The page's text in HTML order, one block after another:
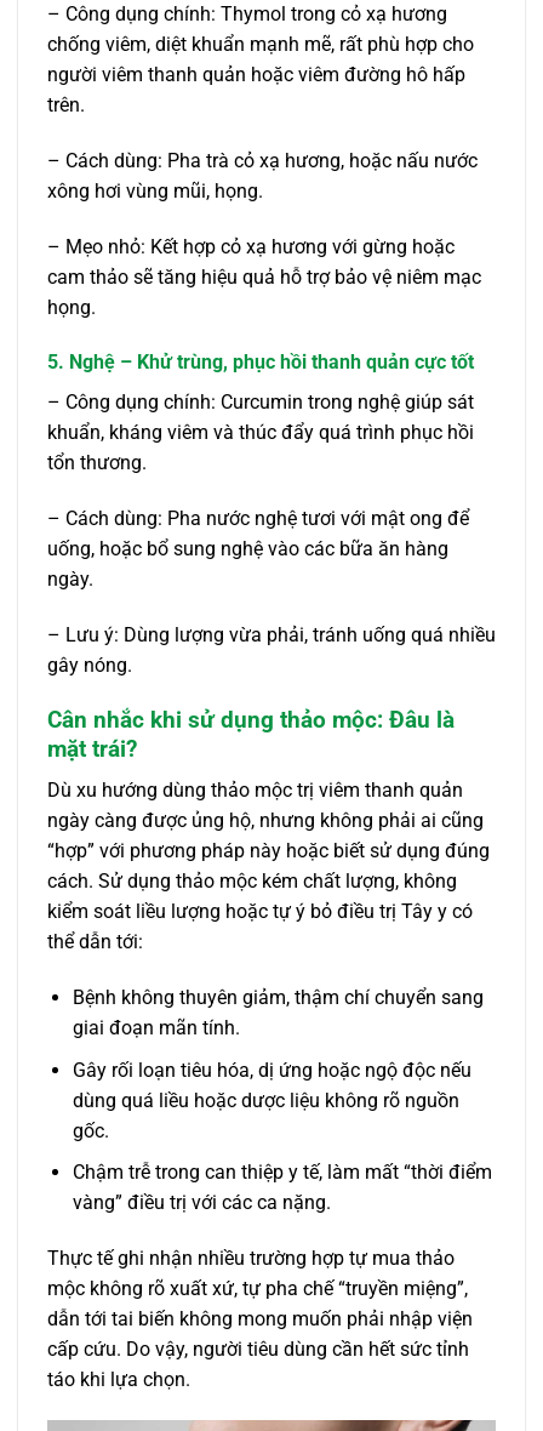
– Công dụng chính: Thymol trong cỏ xạ hương
chống viêm, diệt khuẩn mạnh mẽ, rất phù hợp cho
người viêm thanh quản hoặc viêm đường hô hấp
trên.
– Cách dùng: Pha trà cỏ xạ hương, hoặc nấu nước
xông hơi vùng mũi, họng.
– Mẹo nhỏ: Kết hợp cỏ xạ hương với gừng hoặc
cam thảo sẽ tăng hiệu quả hỗ trợ bảo vệ niêm mạc
họng.
5. Nghệ – Khử trùng, phục hồi thanh quản cực tốt
– Công dụng chính: Curcumin trong nghệ giúp sát
khuẩn, kháng viêm và thúc đẩy quá trình phục hồi
tổn thương.
– Cách dùng: Pha nước nghệ tươi với mật ong để
uống, hoặc bổ sung nghệ vào các bữa ăn hàng
ngày.
– Lưu ý: Dùng lượng vừa phải, tránh uống quá nhiều
gây nóng.
Cân nhắc khi sử dụng thảo mộc: Đâu là
mặt trái?
Dù xu hướng dùng thảo mộc trị viêm thanh quản
ngày càng được ủng hộ, nhưng không phải ai cũng
“hợp” với phương pháp này hoặc biết sử dụng đúng
cách. Sử dụng thảo mộc kém chất lượng, không
kiểm soát liều lượng hoặc tự ý bỏ điều trị Tây y có
thể dẫn tới:
Bệnh không thuyên giảm, thậm chí chuyển sang
giai đoạn mãn tính.
Gây rối loạn tiêu hóa, dị ứng hoặc ngộ độc nếu
dùng quá liều hoặc dược liệu không rõ nguồn
gốc.
Chậm trễ trong can thiệp y tế, làm mất “thời điểm
vàng” điều trị với các ca nặng.
Thực tế ghi nhận nhiều trường hợp tự mua thảo
mộc không rõ xuất xứ, tự pha chế “truyền miệng”,
dẫn tới tai biến không mong muốn phải nhập viện
cấp cứu. Do vậy, người tiêu dùng cần hết sức tỉnh
táo khi lựa chọn.